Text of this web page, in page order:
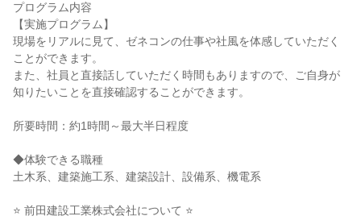
プログラム内容
【実施プログラム】
現場をリアルに見て、ゼネコンの仕事や社風を体感していただく
ことができます。
また、社員と直接話していただく時間もありますので、ご自身が
知りたいことを直接確認することができます。
所要時間：約1時間～最大半日程度
◆体験できる職種
土木系、建築施工系、建築設計、設備系、機電系
⭐ 前田建設工業株式会社について ⭐